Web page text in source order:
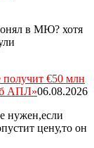
в МЮ? хотя
€50 млн
АПЛ»06.08.2026
нужен,если
цену,то он